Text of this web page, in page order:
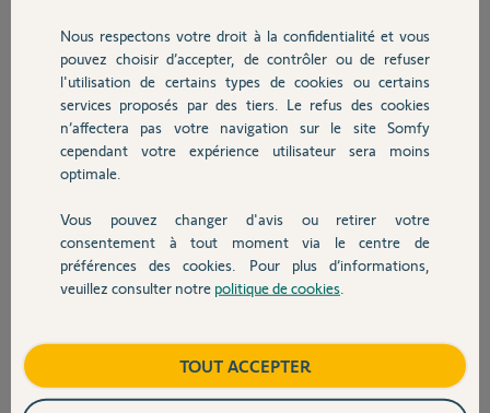
Chauffage
Autres produits
Devis avec un pro
Contact
Philippe C.
Participer au fil de discussion
Bonjour,
Ca ressemble à de l'humidité.
Avez-vous fait l'étanchéité au silicone entre le dos de la platine et le
mur? au passage des fils?
Nous respectons votre droit à la confidentialité et vous
pouvez choisir d’accepter, de contrôler ou de refuser
l'utilisation de certains types de cookies ou certains
services proposés par des tiers. Le refus des cookies
n’affectera pas votre navigation sur le site Somfy
cependant votre expérience utilisateur sera moins
optimale.
Vous pouvez changer d'avis ou retirer votre
consentement à tout moment via le centre de
préférences des cookies. Pour plus d’informations,
veuillez consulter notre politique de cookies
TOUT ACCEPTER